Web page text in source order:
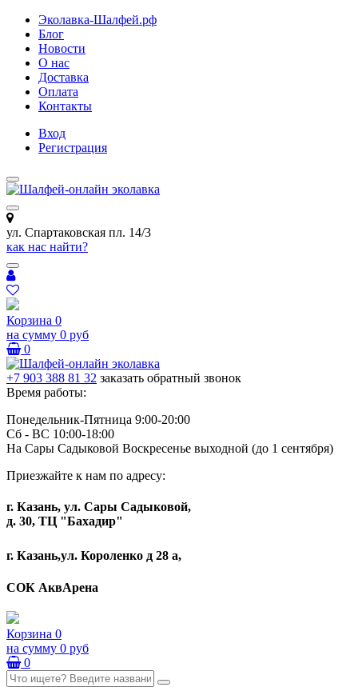
Эколавка-Шалфей.рф
Блог
Новости
О нас
Доставка
Оплата
Контакты
Вход
Регистрация
ул. Спартаковская пл. 14/3
как нас найти?
Корзина 0
на сумму 0 руб
0
+7 903 388 81 32 заказать обратный звонок
Время работы:
Понедельник-Пятница 9:00-20:00
Сб - ВС 10:00-18:00
На Сары Садыковой Воскресенье выходной (до 1 сентября)
Приезжайте к нам по адресу:
г. Казань, ул. Сары Садыковой,
д. 30, ТЦ "Бахадир"
г. Казань,ул. Короленко д 28 а,
СОК АквАрена
Корзина 0
на сумму 0 руб
0